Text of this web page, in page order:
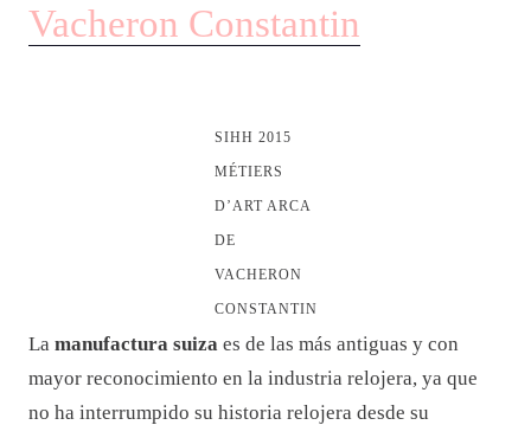
Vacheron Constantin
SIHH 2015
MÉTIERS
D’ART ARCA
DE
VACHERON
CONSTANTIN
La manufactura suiza es de las más antiguas y con
mayor reconocimiento en la industria relojera, ya que
no ha interrumpido su historia relojera desde su